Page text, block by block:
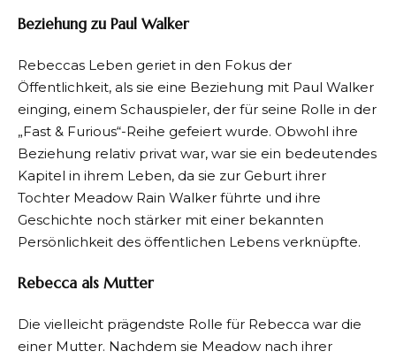
Beziehung zu Paul Walker
Rebeccas Leben geriet in den Fokus der
Öffentlichkeit, als sie eine Beziehung mit Paul Walker
einging, einem Schauspieler, der für seine Rolle in der
„Fast & Furious“-Reihe gefeiert wurde. Obwohl ihre
Beziehung relativ privat war, war sie ein bedeutendes
Kapitel in ihrem Leben, da sie zur Geburt ihrer
Tochter Meadow Rain Walker führte und ihre
Geschichte noch stärker mit einer bekannten
Persönlichkeit des öffentlichen Lebens verknüpfte.
Rebecca als Mutter
Die vielleicht prägendste Rolle für Rebecca war die
einer Mutter. Nachdem sie Meadow nach ihrer